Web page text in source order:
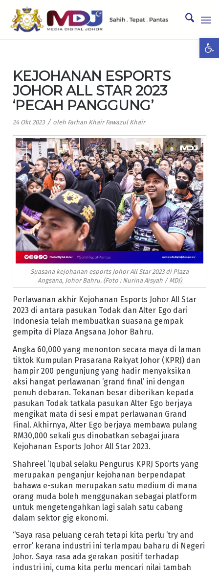
KEJOHANAN ESPORTS
JOHOR ALL STAR 2023
‘PECAH PANGGUNG’
24 Okt 2023 / oleh Farhan Khair Fawazul Khair
Suasana kejohanan esports Johor All Star 2023 di Plaza
Angsana, Johor Bahru. (Foto : Nurina Aisyah / MDJ)
Perlawanan akhir Kejohanan Esports Johor All Star
2023 di antara pasukan Todak dan Alter Ego dari
Indonesia telah membuatkan suasana gempak
gempita di Plaza Angsana Johor Bahru.
Angka 60,000 yang menonton secara maya di laman
tiktok Kumpulan Prasarana Rakyat Johor (KPRJ) dan
hampir 200 pengunjung yang hadir menyaksikan
aksi hangat perlawanan ‘grand final’ ini dengan
penuh debaran. Tekanan besar diberikan kepada
pasukan Todak tatkala pasukan Alter Ego berjaya
mengikat mata di sesi empat perlawanan Grand
Final. Akhirnya, Alter Ego berjaya membawa pulang
RM30,000 sekali gus dinobatkan sebagai juara
Kejohanan Esports Johor All Star 2023.
Shahreel ‘Iqubal selaku Pengurus KPRJ Sports yang
merupakan penganjur kejohanan berpendapat
bahawa e-sukan merupakan satu medium di mana
orang muda boleh menggunakan sebagai platform
untuk mengetengahkan lagi salah satu cabang
dalam sektor gig ekonomi.
“Saya rasa peluang cerah tetapi kita perlu ‘try and
error’ kerana industri ini terlampau baharu di Negeri
Johor. Saya rasa ada gerakan positif terhadap
industri ini, cuma kita perlu mencari nilai tambah